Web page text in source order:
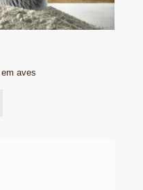
aves